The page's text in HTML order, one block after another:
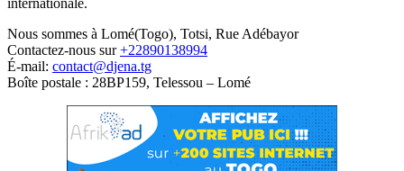
internationale.
Nous sommes à Lomé(Togo), Totsi, Rue Adébayor
Contactez-nous sur+22890138994
É-mail: contact@djena.tg
Boîte postale : 28BP159, Telessou – Lomé